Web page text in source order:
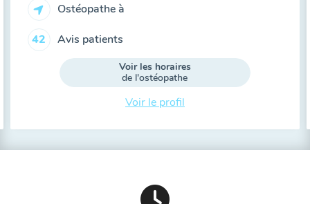
Ostéopathe à
42 Avis patients
Voir les horaires
de l'ostéopathe
Voir le profil